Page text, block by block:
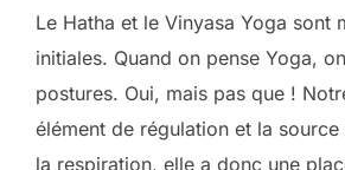
Le Hatha et le Vinyasa Yoga sont
initiales. Quand on pense Yoga,
postures. Oui, mais pas que !
élément de régulation et la
la respiration, elle a donc une